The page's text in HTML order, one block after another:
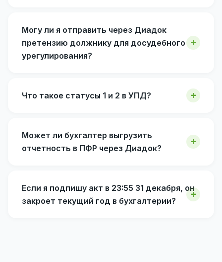
Могу ли я отправить через Диадок
претензию должнику для досудебного
урегулирования?
Что такое статусы 1 и 2 в УПД?
Может ли бухгалтер выгрузить
отчетность в ПФР через Диадок?
Если я подпишу акт в 23:55 31 декабря, он
закроет текущий год в бухгалтерии?